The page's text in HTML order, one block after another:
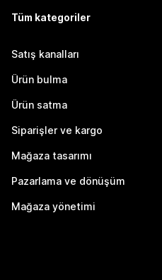
Tüm kategoriler
Satış kanalları
Ürün bulma
Ürün satma
Siparişler ve kargo
Mağaza tasarımı
Pazarlama ve dönüşüm
Mağaza yönetimi